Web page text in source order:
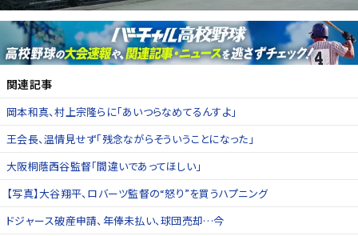
関連記事
岡本和真、村上宗隆らに「あいつらなめてるんすよ」
王会長、温情見せず「残念ながらそういうことになった」
大阪桐蔭西谷監督「間違いであってほしい」
【写真】大谷翔平、ロバーツ監督の“怒り”を買うハプニング
ドジャース破産申請、年俸未払い、球団売却…今